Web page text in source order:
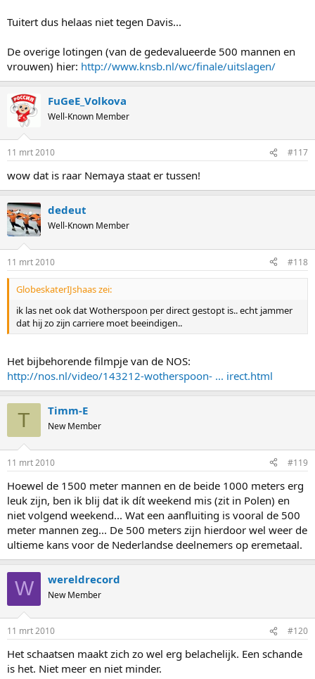
Tuitert dus helaas niet tegen Davis...
De overige lotingen (van de gedevalueerde 500 mannen en
vrouwen) hier: http://www.knsb.nl/wc/finale/uitslagen/
FuGeE_Volkova
Well-Known Member
11 mrt 2010 #117
wow dat is raar Nemaya staat er tussen!
dedeut
Well-Known Member
11 mrt 2010 #118
GlobeskaterIJshaas zei:
ik las net ook dat Wotherspoon per direct gestopt is.. echt jammer
dat hij zo zijn carriere moet beeindigen..
Het bijbehorende filmpje van de NOS:
http://nos.nl/video/143212-wotherspoon- ... irect.html
T Timm-E
New Member
11 mrt 2010 #119
Hoewel de 1500 meter mannen en de beide 1000 meters erg
leuk zijn, ben ik blij dat ik dít weekend mis (zit in Polen) en
niet volgend weekend... Wat een aanfluiting is vooral de 500
meter mannen zeg... De 500 meters zijn hierdoor wel weer de
ultieme kans voor de Nederlandse deelnemers op eremetaal.
W wereldrecord
New Member
11 mrt 2010 #120
Het schaatsen maakt zich zo wel erg belachelijk. Een schande
is het. Niet meer en niet minder.